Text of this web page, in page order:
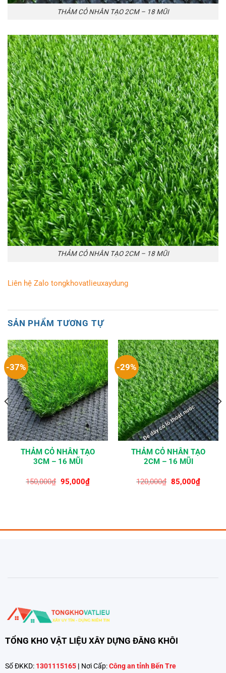
THẢM CỎ NHÂN TẠO 2CM – 18 MŨI
THẢM CỎ NHÂN TẠO 2CM – 18 MŨI
Liên hệ Zalo tongkhovatlieuxaydung
SẢN PHẨM TƯƠNG TỰ
-37%
THẢM CỎ NHÂN TẠO
3CM – 16 MŨI
150,000₫ Giá
gốc
95,000₫Giá
hiện
-29%
THẢM CỎ NHÂN TẠO
2CM – 16 MŨI
120,000₫ Giá
gốc
85,000₫Giá
hiện
TỔNG KHO VẬT LIỆU XÂY DỰNG ĐĂNG KHÔI
Số ĐKKD: 1301115165 | Nơi Cấp: Công an tỉnh Bến Tre